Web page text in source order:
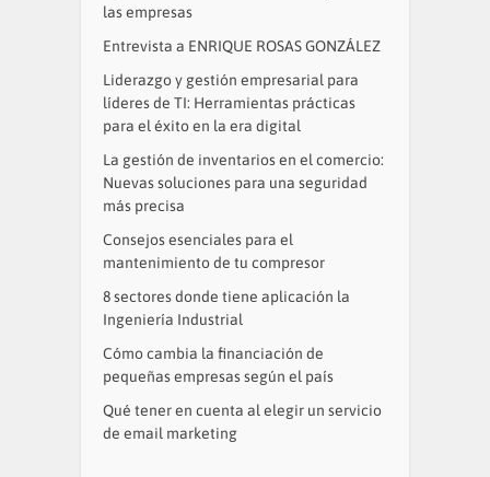
las empresas
Entrevista a ENRIQUE ROSAS GONZÁLEZ
Liderazgo y gestión empresarial para
líderes de TI: Herramientas prácticas
para el éxito en la era digital
La gestión de inventarios en el comercio:
Nuevas soluciones para una seguridad
más precisa
Consejos esenciales para el
mantenimiento de tu compresor
8 sectores donde tiene aplicación la
Ingeniería Industrial
Cómo cambia la financiación de
pequeñas empresas según el país
Qué tener en cuenta al elegir un servicio
de email marketing